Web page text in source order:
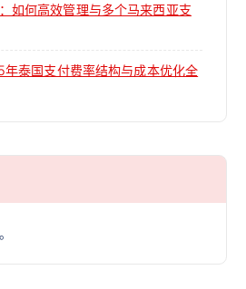
如何高效管理与多个马来西亚支
泰国支付费率结构与成本优化全